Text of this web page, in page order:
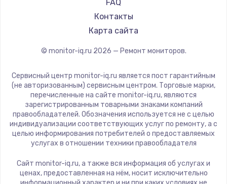
iFFALCON
Dahua
FAQ
Контакты
Карта сайта
© monitor-iq.ru 2026 — Ремонт мониторов.
Сервисный центр monitor-iq.ru является пост гарантийным
(не авторизованным) сервисным центром. Торговые марки,
перечисленные на сайте monitor-iq.ru, являются
зарегистрированным товарными знаками компаний
правообладателей. Обозначения используется не с целью
индивидуализации соответствующих услуг по ремонту, а с
целью информирования потребителей о предоставляемых
услугах в отношении техники правообладателя
Сайт monitor-iq.ru, а также вся информация об услугах и
ценах, предоставленная на нём, носит исключительно